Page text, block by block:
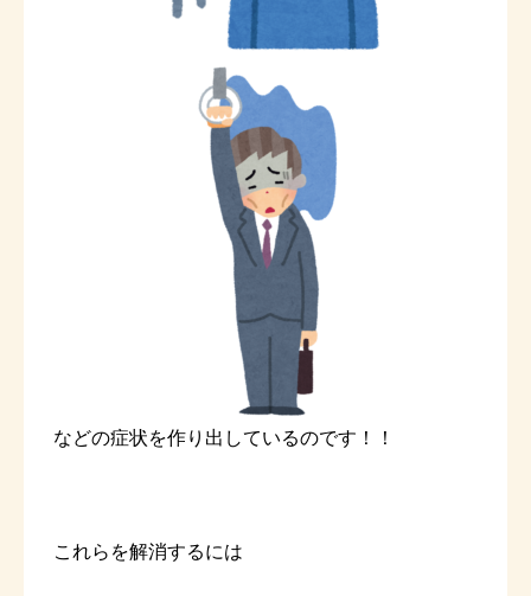
などの症状を作り出しているのです！！
これらを解消するには